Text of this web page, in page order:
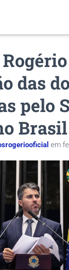
das
pelo
Brasil
em